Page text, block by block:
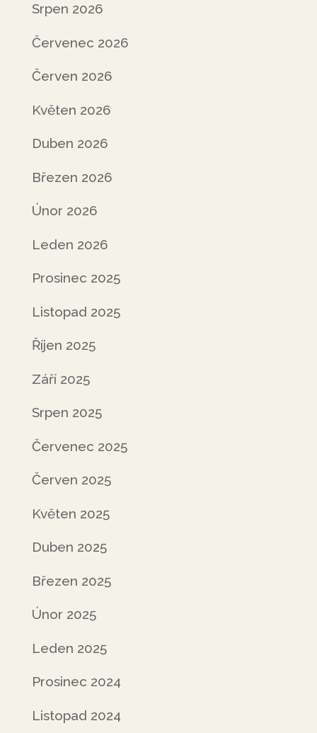
Srpen 2026
Červenec 2026
Červen 2026
Květen 2026
Duben 2026
Březen 2026
Únor 2026
Leden 2026
Prosinec 2025
Listopad 2025
Říjen 2025
Září 2025
Srpen 2025
Červenec 2025
Červen 2025
Květen 2025
Duben 2025
Březen 2025
Únor 2025
Leden 2025
Prosinec 2024
Listopad 2024